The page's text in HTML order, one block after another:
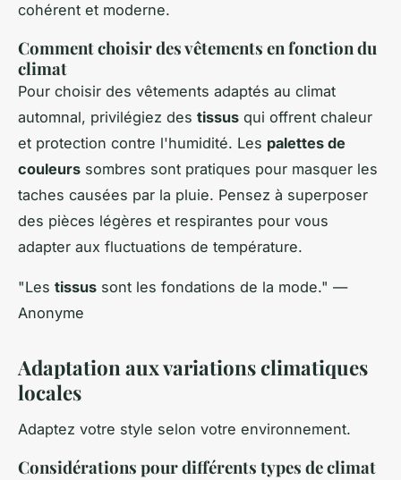
cohérent et moderne.
Comment choisir des vêtements en fonction du
climat
Pour choisir des vêtements adaptés au climat
automnal, privilégiez des tissus qui offrent chaleur
et protection contre l'humidité. Les palettes de
couleurs sombres sont pratiques pour masquer les
taches causées par la pluie. Pensez à superposer
des pièces légères et respirantes pour vous
adapter aux fluctuations de température.
"Les tissus sont les fondations de la mode." —
Anonyme
Adaptation aux variations climatiques
locales
Adaptez votre style selon votre environnement.
Considérations pour différents types de climat